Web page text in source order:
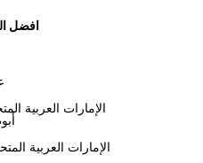
افضل
الإمارات العربية
الإمارات العربية